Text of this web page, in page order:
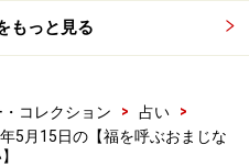
もっと見る
コレクション > 占い
>
5月15日の【福を呼ぶおまじな